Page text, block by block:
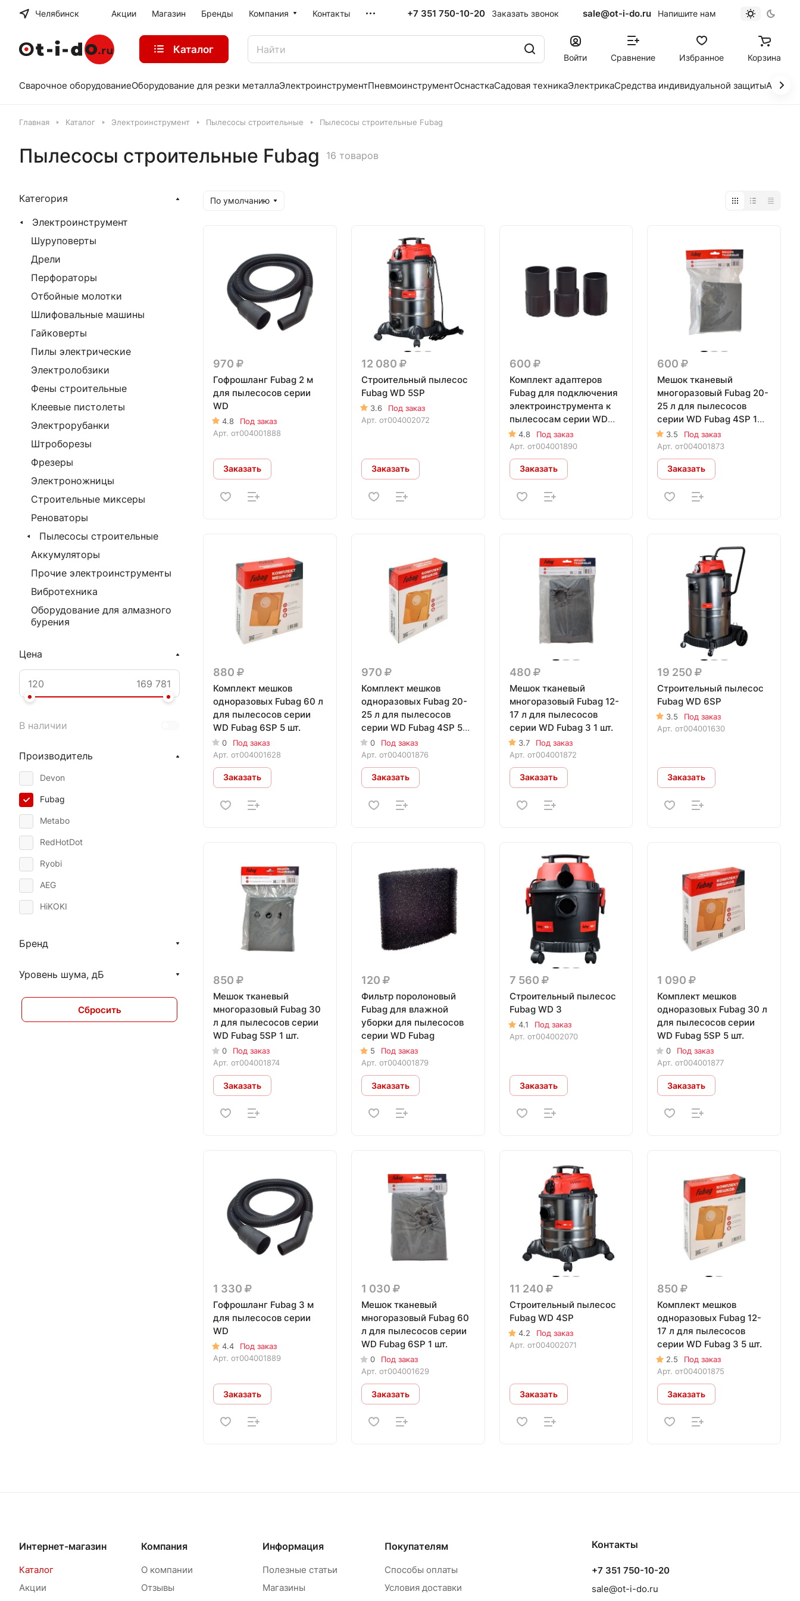
Челябинск Акции Магазин Бренды Компания Контакты +7 351 750-10-20 Заказать звонок sale@ot-i-do.ru Напишите нам
Каталог
Войти Сравнение Избранное Корзина
Сварочное оборудованиеОборудование для резки металлаЭлектроинструментПневмоинструментОснасткаСадовая техникаЭлектрикаСредства индивидуальной защиты
Главная Каталог Электроинструмент Пылесосы строительные Пылесосы строительные Fubag
Пылесосы строительные Fubag 16 товаров
По умолчанию
970
Гофрошланг Fubag 2 м
для пылесосов серии
WD
4.8
Под заказ
Арт. от004001888
Заказать
12 080
Строительный пылесос
Fubag WD 5SP
3.6
Под заказ
Арт. от004002072
Заказать
600
Комплект адаптеров
Fubag для подключения
электроинструмента к
пылесосам серии WD
Fubag
4.8
Под заказ
Арт. от004001890
Заказать
600
Мешок тканевый
многоразовый Fubag 20-
25 л для пылесосов
серии WD Fubag 4SP 1
шт.3.5
Под заказ
Арт.от004001873
Заказать
880
Комплект мешков
одноразовых Fubag 60 л
для пылесосов серии
WD Fubag 6SP 5 шт.
0
Под заказ
Арт. от004001628
Заказать
970
Комплект мешков
одноразовых Fubag 20-
25 л для пылесосов
серии WD Fubag 4SP 5
шт.
0
Под заказ
Арт. от004001876
Заказать
480
Мешок тканевый
многоразовый Fubag 12-
17 л для пылесосов
серии WD Fubag 3 1 шт.
3.7
Под заказ
Арт. от004001872
Заказать
19 250
Строительный пылесос
Fubag WD 6SP
3.5
Под заказ
Арт.от004001630
Заказать
850
Мешок тканевый
многоразовый Fubag 30
л для пылесосов серии
WD Fubag 5SP 1 шт.
0
Под заказ
Арт. от004001874
Заказать
120
Фильтр поролоновый
Fubag для влажной
уборки для пылесосов
серии WD Fubag
5
Под заказ
Арт. от004001879
Заказать
7 560
Строительный пылесос
Fubag WD 3
4.1
Под заказ
Арт. от004002070
Заказать
1 090
Комплект мешков
одноразовых Fubag 30 л
для пылесосов серии
WD Fubag 5SP 5 шт.
0
Под заказ
Арт.от004001877
Заказать
1 330
Гофрошланг Fubag 3 м
для пылесосов серии
WD
4.4
Под заказ
Арт. от004001889
Заказать
1 030
Мешок тканевый
многоразовый Fubag 60
л для пылесосов серии
WD Fubag 6SP 1 шт.
0
Под заказ
Арт. от004001629
Заказать
11 240
Строительный пылесос
Fubag WD 4SP
4.2
Под заказ
Арт. от004002071
Заказать
850
Комплект мешков
одноразовых Fubag 12-
17 л для пылесосов
серии WD Fubag 3 5 шт.
2.5
Под заказ
Арт.от004001875
Заказать
Категория
Электроинструмент
Шуруповерты
Дрели
Перфораторы
Отбойные молотки
Шлифовальные машины
Гайковерты
Пилы электрические
Электролобзики
Фены строительные
Клеевые пистолеты
Электрорубанки
Штроборезы
Фрезеры
Электроножницы
Строительные миксеры
Реноваторы
Пылесосы строительные
Аккумуляторы
Прочие электроинструменты
Вибротехника
Оборудование для алмазного
бурения
Цена
В наличии
Производитель
Devon
Fubag
Metabo
RedHotDot
Ryobi
AEG
HiKOKI
Бренд
Уровень шума, дБ
Сбросить
Интернет-магазин
Каталог
Акции
Компания
О компании
Отзывы
Информация
Полезные статьи
Магазины
Покупателям
Способы оплаты
Условия доставки
Контакты
+7 351 750-10-20
sale@ot-i-do.ru